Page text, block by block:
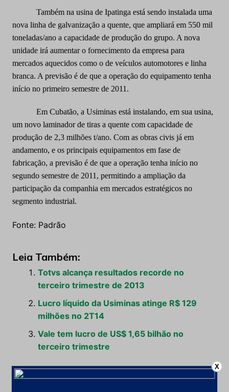
Também na usina de Ipatinga está sendo instalada uma
nova linha de galvanização a quente, que ampliará em 550 mil
toneladas/ano a capacidade de produção do grupo. A nova
unidade irá aumentar o fornecimento da empresa para
mercados aquecidos como o de veículos automotores e linha
branca. A previsão é de que a operação do equipamento tenha
início no primeiro semestre de 2011.
Em Cubatão, a Usiminas está instalando, em sua usina,
um novo laminador de tiras a quente com capacidade de
produção de 2,3 milhões t/ano. Com as obras civis já em
andamento, e os principais equipamentos em fase de
fabricação, a previsão é de que a operação tenha início no
segundo semestre de 2011, permitindo a ampliação da
participação da companhia em mercados estratégicos no
segmento industrial.
Fonte: Padrão
Leia Também:
Totvs alcança resultados recorde no
terceiro trimestre de 2013
Lucro líquido da Usiminas atinge R$ 129
milhões no 2T14
Vale tem lucro de US$ 1,65 bilhão no
terceiro trimestre
Processos
X